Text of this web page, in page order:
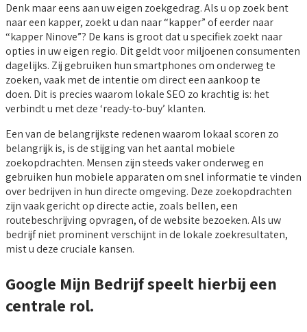
Denk maar eens aan uw eigen zoekgedrag. Als u op zoek bent
naar een kapper, zoekt u dan naar “kapper” of eerder naar
“kapper Ninove”? De kans is groot dat u specifiek zoekt naar
opties in uw eigen regio. Dit geldt voor miljoenen consumenten
dagelijks. Zij gebruiken hun smartphones om onderweg te
zoeken, vaak met de intentie om direct een aankoop te
doen. Dit is precies waarom lokale SEO zo krachtig is: het
verbindt u met deze ‘ready-to-buy’ klanten.
Een van de belangrijkste redenen waarom lokaal scoren zo
belangrijk is, is de stijging van het aantal mobiele
zoekopdrachten. Mensen zijn steeds vaker onderweg en
gebruiken hun mobiele apparaten om snel informatie te vinden
over bedrijven in hun directe omgeving. Deze zoekopdrachten
zijn vaak gericht op directe actie, zoals bellen, een
routebeschrijving opvragen, of de website bezoeken. Als uw
bedrijf niet prominent verschijnt in de lokale zoekresultaten,
mist u deze cruciale kansen.
Google Mijn Bedrijf speelt hierbij een
centrale rol.